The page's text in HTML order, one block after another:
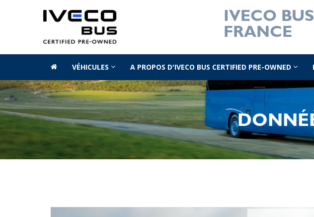
IVECO
FRANCE
VÉHICULES A PROPOS D'IVECO BUS CERTIFIED PRE-OWNED